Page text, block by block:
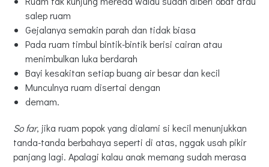
salep ruam
Gejalanya semakin parah dan tidak biasa
Pada ruam timbul bintik-bintik berisi cairan atau
menimbulkan luka berdarah
Bayi kesakitan setiap buang air besar dan kecil
Munculnya ruam disertai dengan
demam.
So far, jika ruam popok yang dialami si kecil menunjukkan
tanda-tanda berbahaya seperti di atas, nggak usah pikir
panjang lagi. Apalagi kalau anak memang sudah merasa